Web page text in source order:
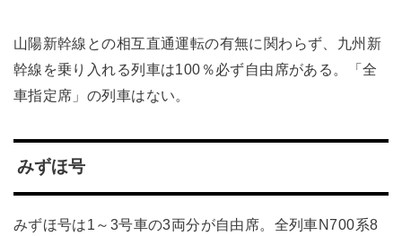
山陽新幹線との相互直通運転の有無に関わらず、九州新
幹線を乗り入れる列車は100％必ず自由席がある。「全
車指定席」の列車はない。
みずほ号
みずほ号は1～3号車の3両分が自由席。全列車N700系8